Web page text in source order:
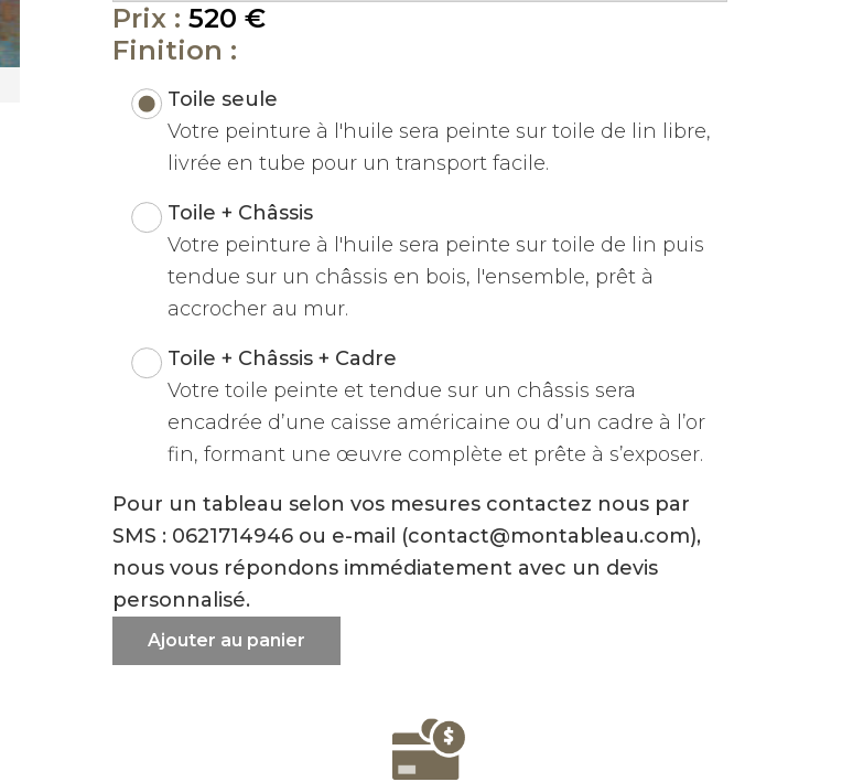
Prix : 520 €
Finition :
Toile seule
Votre peinture à l'huile sera peinte sur toile de lin libre,
livrée en tube pour un transport facile.
Toile + Châssis
Votre peinture à l'huile sera peinte sur toile de lin puis
tendue sur un châssis en bois, l'ensemble, prêt à
accrocher au mur.
Toile + Châssis + Cadre
Votre toile peinte et tendue sur un châssis sera
encadrée d’une caisse américaine ou d’un cadre à l’or
fin, formant une œuvre complète et prête à s’exposer.
Pour un tableau selon vos mesures contactez nous par
SMS : 0621714946 ou e-mail (contact@montableau.com),
nous vous répondons immédiatement avec un devis
personnalisé.
Ajouter au panier